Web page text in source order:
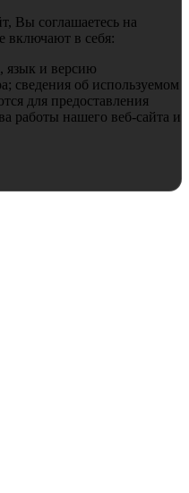
Вы соглашаетесь на
включают в себя:
язык и версию
сведения об используемом
для предоставления
работы нашего веб-сайта и